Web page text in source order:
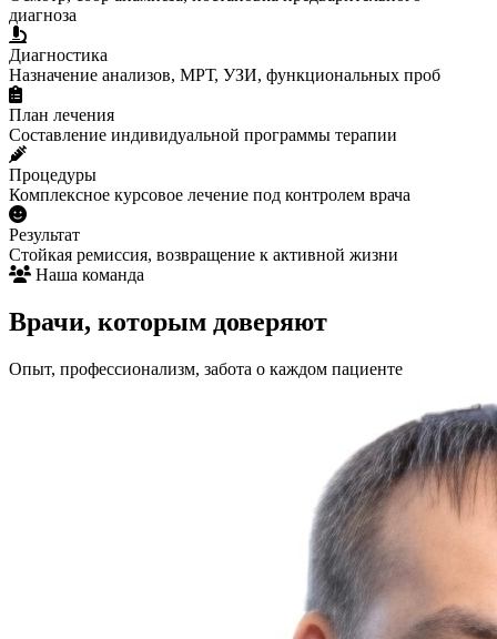
диагноза
Диагностика
Назначение анализов, МРТ, УЗИ, функциональных проб
План лечения
Составление индивидуальной программы терапии
Процедуры
Комплексное курсовое лечение под контролем врача
Результат
Стойкая ремиссия, возвращение к активной жизни
Наша команда
Врачи, которым доверяют
Опыт, профессионализм, забота о каждом пациенте